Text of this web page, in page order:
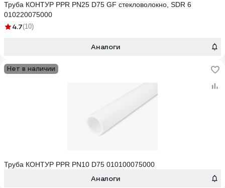
Труба КОНТУР PPR PN25 D75 GF стекловолокно, SDR 6
010220075000
4.7(10)
Аналоги
Нет в наличии
Труба КОНТУР PPR PN10 D75 010100075000
Аналоги